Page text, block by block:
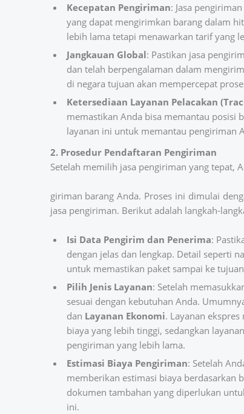
Kecepatan Pengiriman: Jasa
yang dapat mengirimkan barang dalam
lebih lama tetapi menawarkan tarif yang
Jangkauan Global: Pastikan jasa
dan telah berpengalaman dalam
di negara tujuan akan mempercepat
Ketersediaan Layanan Pelacakan
memastikan Anda bisa memantau posisi
layanan ini untuk memantau pengiriman
2. Prosedur Pendaftaran Pengiriman
Setelah memilih jasa pengiriman yang tepat,
giriman barang Anda. Proses ini dimulai
jasa pengiriman. Berikut adalah langkah-
Isi Data Pengirim dan Penerima:
dengan jelas dan lengkap. Detail seperti
untuk memastikan paket sampai ke
Pilih Jenis Layanan: Setelah
sesuai dengan kebutuhan Anda.
dan Layanan Ekonomi. Layanan
biaya yang lebih tinggi, sedangkan
pengiriman yang lebih lama.
Estimasi Biaya Pengiriman: Setelah
memberikan estimasi biaya berdasarkan
dokumen tambahan yang diperlukan
ini.